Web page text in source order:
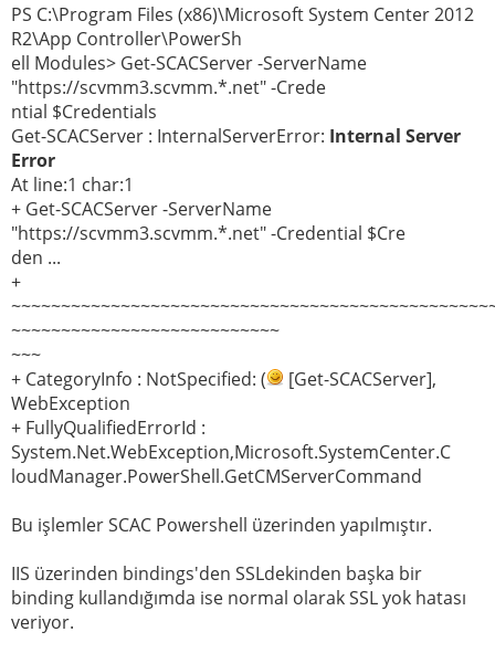
PS C:\Program Files (x86)\Microsoft System Center 2012
R2\App Controller\PowerSh
ell Modules> Get-SCACServer -ServerName
"https://scvmm3.scvmm.*.net" -Crede
ntial $Credentials
Get-SCACServer : InternalServerError: Internal Server
Error
At line:1 char:1
+ Get-SCACServer -ServerName
"https://scvmm3.scvmm.*.net" -Credential $Cre
den ...
+
~~~~~~~~~~~~~~~~~~~~~~~~~~~
~~~
+ CategoryInfo : NotSpecified: (
[Get-SCACServer],
WebException
+ FullyQualifiedErrorId :
System.Net.WebException,Microsoft.SystemCenter.C
loudManager.PowerShell.GetCMServerCommand
Bu işlemler SCAC Powershell üzerinden yapılmıştır.
IIS üzerinden bindings'den SSLdekinden başka bir
binding kullandığımda ise normal olarak SSL yok hatası
veriyor.